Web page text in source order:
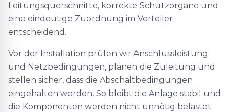
Leitungsquerschnitte, korrekte Schutzorgane und
eine eindeutige Zuordnung im Verteiler
entscheidend.
Vor der Installation prüfen wir Anschlussleistung
und Netzbedingungen, planen die Zuleitung und
stellen sicher, dass die Abschaltbedingungen
eingehalten werden. So bleibt die Anlage stabil und
die Komponenten werden nicht unnötig belastet.